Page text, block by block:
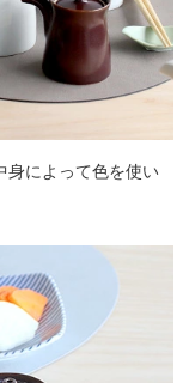
身によって色を使い